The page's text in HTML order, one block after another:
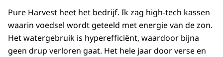
Pure Harvest heet het bedrijf. Ik zag high-tech kassen
waarin voedsel wordt geteeld met energie van de zon.
Het watergebruik is hyperefficiënt, waardoor bijna
geen drup verloren gaat. Het hele jaar door verse en